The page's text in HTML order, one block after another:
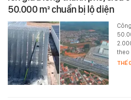
50.000 m² chuẩn bị lộ diện
theo
THẾ